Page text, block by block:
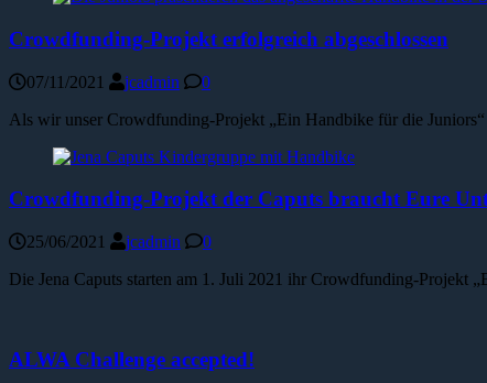
Crowdfunding-Projekt erfolgreich abgeschlossen
07/11/2021 jcadmin
0
Als wir unser Crowdfunding-Projekt „Ein Handbike für die
Crowdfunding-Projekt der Caputs braucht Eure
25/06/2021 jcadmin
0
Die Jena Caputs starten am 1. Juli 2021 ihr Crowdfunding-Projekt
ALWA Challenge accepted!